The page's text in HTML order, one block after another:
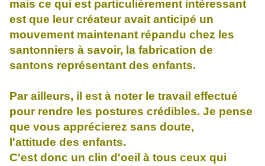
mais ce qui est particulièrement intéressant
est que leur créateur avait anticipé un
mouvement maintenant répandu chez les
santonniers à savoir, la fabrication de
santons représentant des enfants.
Par ailleurs, il est à noter le travail effectué
pour rendre les postures crédibles. Je pense
que vous apprécierez sans doute,
l'attitude des enfants.
C'est donc un clin d'oeil à tous ceux qui